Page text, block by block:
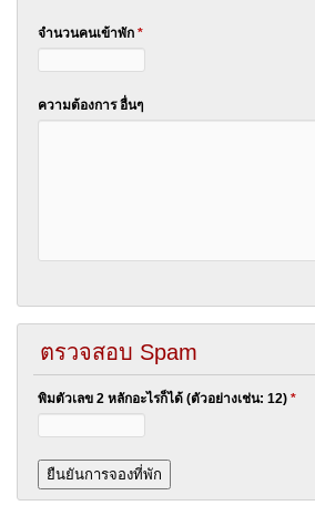
จำนวนคนเข้าพัก *
ความต้องการ อื่นๆ
ตรวจสอบ Spam
พิมตัวเลข 2 หลักอะไรก็ได้ (ตัวอย่างเช่น: 12) *